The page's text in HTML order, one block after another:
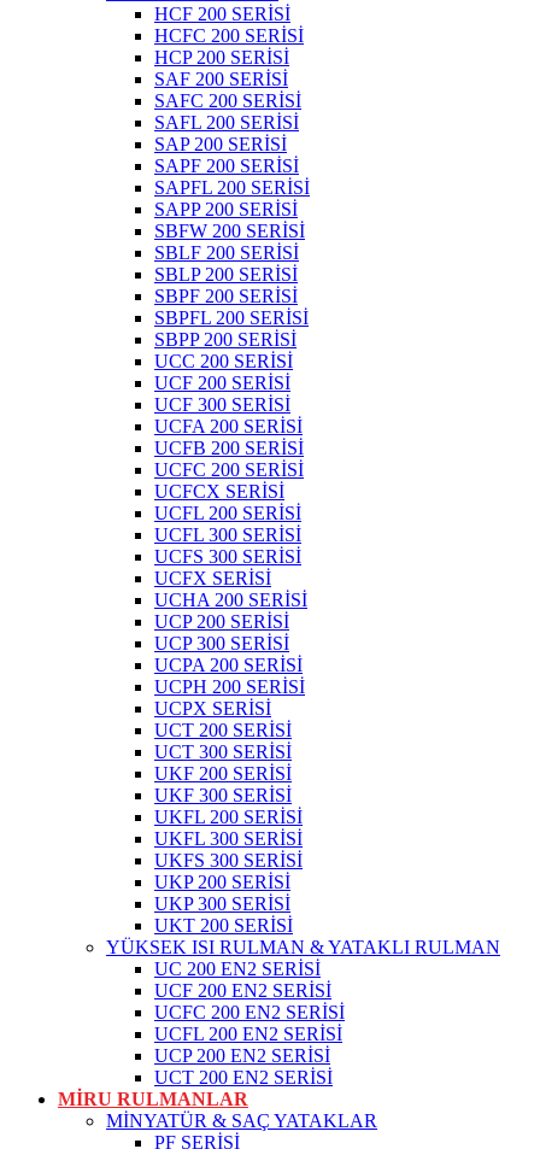
HCF 200 SERİSİ
HCFC 200 SERİSİ
HCP 200 SERİSİ
SAF 200 SERİSİ
SAFC 200 SERİSİ
SAFL 200 SERİSİ
SAP 200 SERİSİ
SAPF 200 SERİSİ
SAPFL 200 SERİSİ
SAPP 200 SERİSİ
SBFW 200 SERİSİ
SBLF 200 SERİSİ
SBLP 200 SERİSİ
SBPF 200 SERİSİ
SBPFL 200 SERİSİ
SBPP 200 SERİSİ
UCC 200 SERİSİ
UCF 200 SERİSİ
UCF 300 SERİSİ
UCFA 200 SERİSİ
UCFB 200 SERİSİ
UCFC 200 SERİSİ
UCFCX SERİSİ
UCFL 200 SERİSİ
UCFL 300 SERİSİ
UCFS 300 SERİSİ
UCFX SERİSİ
UCHA 200 SERİSİ
UCP 200 SERİSİ
UCP 300 SERİSİ
UCPA 200 SERİSİ
UCPH 200 SERİSİ
UCPX SERİSİ
UCT 200 SERİSİ
UCT 300 SERİSİ
UKF 200 SERİSİ
UKF 300 SERİSİ
UKFL 200 SERİSİ
UKFL 300 SERİSİ
UKFS 300 SERİSİ
UKP 200 SERİSİ
UKP 300 SERİSİ
UKT 200 SERİSİ
YÜKSEK ISI RULMAN & YATAKLI RULMAN
UC 200 EN2 SERİSİ
UCF 200 EN2 SERİSİ
UCFC 200 EN2 SERİSİ
UCFL 200 EN2 SERİSİ
UCP 200 EN2 SERİSİ
UCT 200 EN2 SERİSİ
MİRU RULMANLAR
MİNYATÜR & SAÇ YATAKLAR
PF SERİSİ